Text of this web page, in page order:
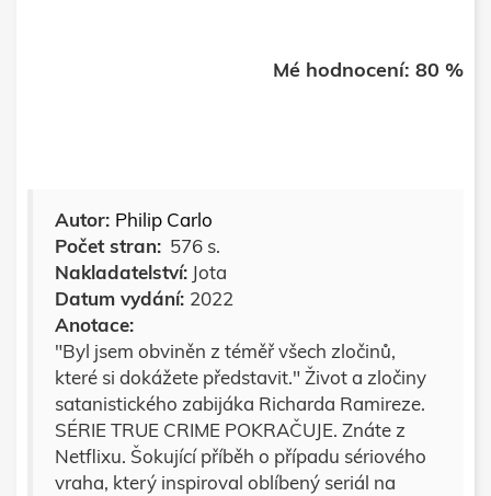
Mé hodnocení: 80 %
Autor: Philip Carlo
Počet stran: 576 s.
Nakladatelství: Jota
Datum vydání: 2022
Anotace:
"Byl jsem obviněn z téměř všech zločinů,
které si dokážete představit." Život a zločiny
satanistického zabijáka Richarda Ramireze.
SÉRIE TRUE CRIME POKRAČUJE. Znáte z
Netflixu. Šokující příběh o případu sériového
vraha, který inspiroval oblíbený seriál na